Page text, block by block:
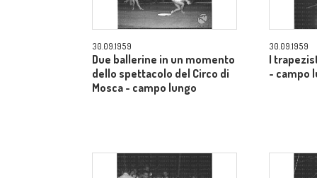
30.09.1959
Due ballerine in un momento
dello spettacolo del Circo di
Mosca - campo lungo
30.09.1959
I
- campo